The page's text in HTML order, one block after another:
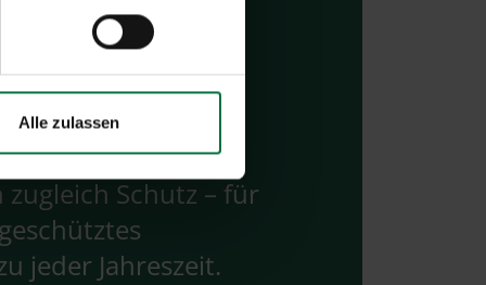
Alle zulassen
Licht herein
Schutz – für
jeder Jahreszeit.